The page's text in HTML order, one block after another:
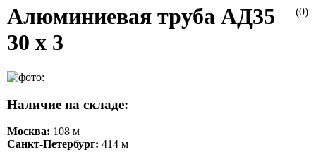
(0)
Алюминиевая труба АД35
30 х 3
Наличие на складе:
Москва: 108 м
Санкт-Петербург: 414 м